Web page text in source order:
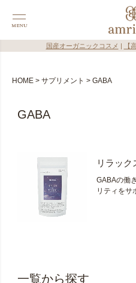
国産オーガニックコスメ 【
HOME サプリメント GABA
GABA
リラック
GABAの働
リティをサ